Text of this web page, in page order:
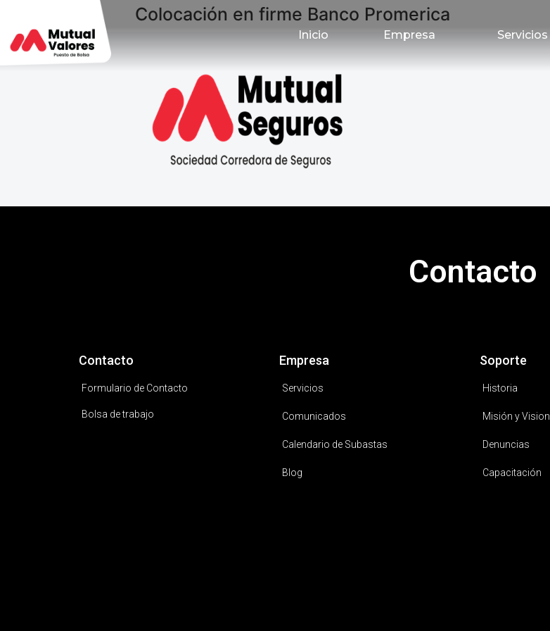
Inicio Empresa Servicios
Colocación en firme Banco Promerica
Contacto
Contacto
Formulario de Contacto
Bolsa de trabajo
Empresa
Servicios
Comunicados
Calendario de Subastas
Blog
Soporte
Historia
Misión y Vision
Denuncias
Capacitación